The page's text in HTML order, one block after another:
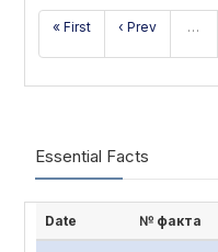
« First ‹ Prev …
Essential Facts
Date № факта